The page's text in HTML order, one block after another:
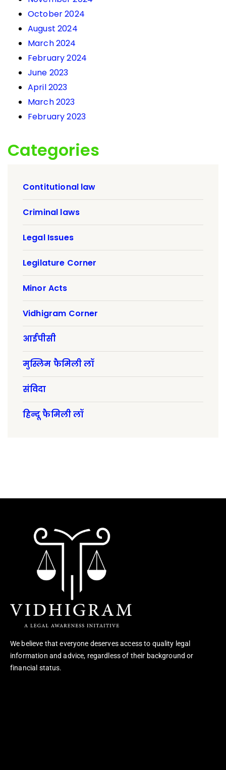
October 2024
August 2024
March 2024
February 2024
June 2023
April 2023
March 2023
February 2023
Categories
Contitutional law
Criminal laws
Legal Issues
Legilature Corner
Minor Acts
Vidhigram Corner
आईपीसी
मुस्लिम फैमिली लॉ
संविदा
हिन्दू फैमिली लॉ
We believe that everyone deserves access to quality legal
information and advice, regardless of their background or
financial status.